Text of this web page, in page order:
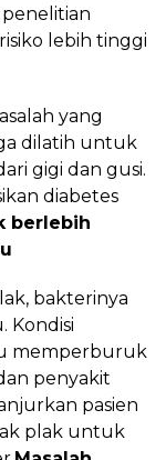
lebih tinggi
yang
dilatih untuk
gigi dan gusi.
diabetes
berlebih
bakterinya
Kondisi
memperburuk
penyakit
pasien
plak untuk